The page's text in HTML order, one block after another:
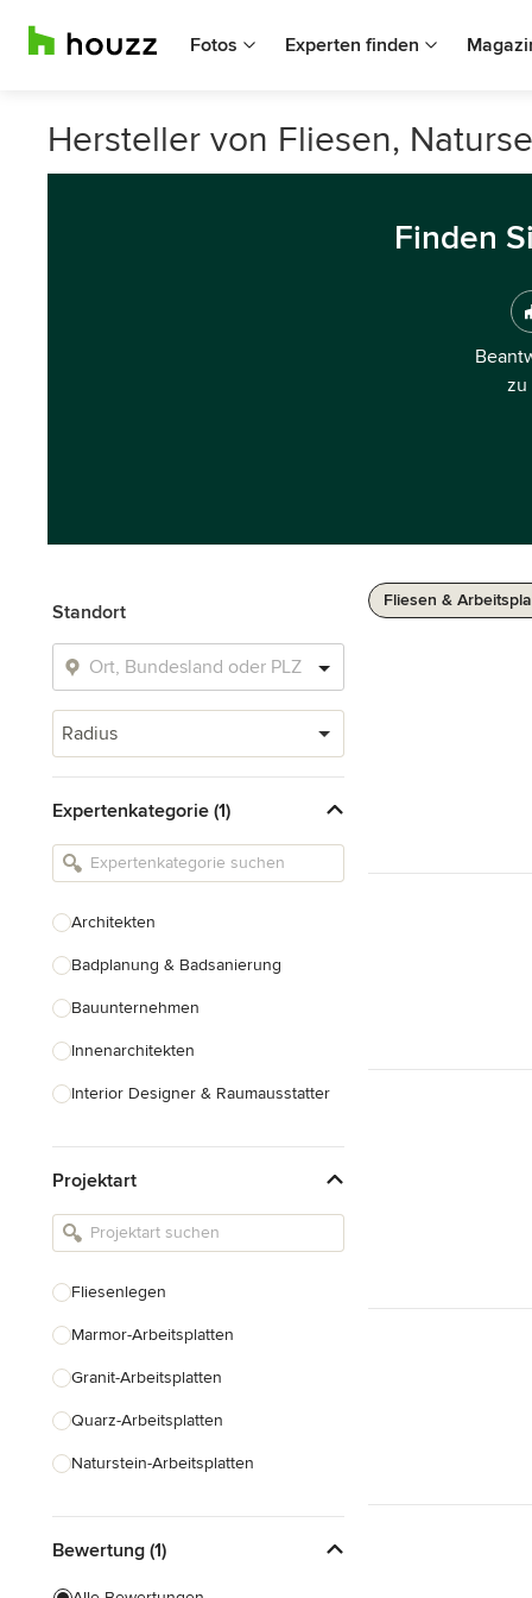
Fotos Experten finden
Hersteller von Fliesen,
Finden
zu
Standort
Radius
Expertenkategorie (1)
Architekten
Badplanung & Badsanierung
Bauunternehmen
Innenarchitekten
Interior Designer & Raumausstatter
Landschaftsarchitekten
Armaturen & Sanitärbedarf
Einbauschränke
Projektart
Fliesenlegen
Marmor-Arbeitsplatten
Granit-Arbeitsplatten
Quarz-Arbeitsplatten
Naturstein-Arbeitsplatten
Fugenlose Böden
Fugenlose Wände
Bewertung (1)
Fliesen &